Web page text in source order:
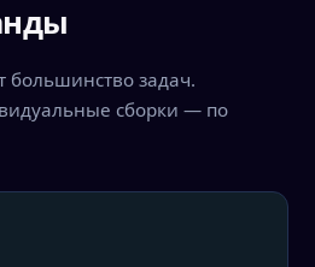
большинство задач.
сборки — по